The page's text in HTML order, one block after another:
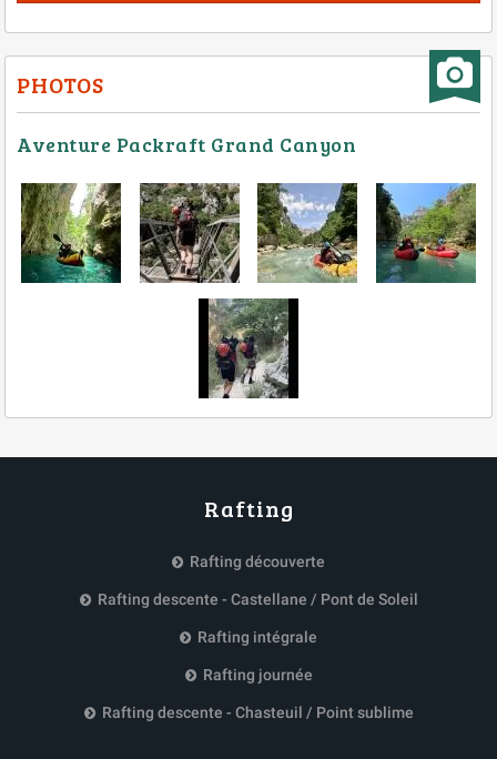
PHOTOS
Aventure Packraft Grand Canyon
Rafting
Rafting découverte
Rafting descente - Castellane / Pont de Soleil
Rafting intégrale
Rafting journée
Rafting descente - Chasteuil / Point sublime